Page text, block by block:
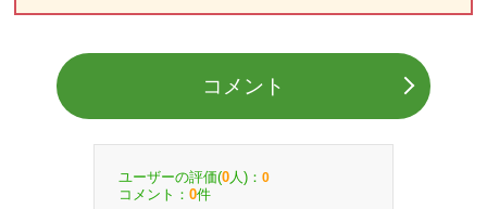
コメント
ユーザーの評価(0 人)： 0
コメント： 0件